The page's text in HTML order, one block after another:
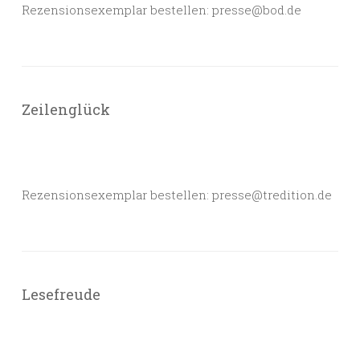
Rezensionsexemplar bestellen: presse@bod.de
Zeilenglück
Rezensionsexemplar bestellen: presse@tredition.de
Lesefreude